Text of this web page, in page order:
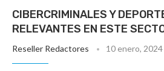
CIBERCRIMINALES Y
RELEVANTES EN ESTE
Reseller Redactores 10 enero, 2024